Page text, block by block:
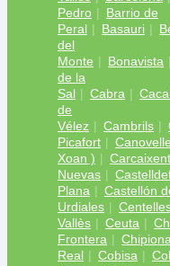
Pedro
Barrio de
Peral
Basauri
del
Monte
Bonavista
de la
Sal
Cabra
de
Vélez
Cambrils
Picafort
Xoan )
Carcaixent
Nuevas
Plana
Castellón
Urdiales
Vallès
Ceuta
Frontera
Chipiona
Real
Cobisa